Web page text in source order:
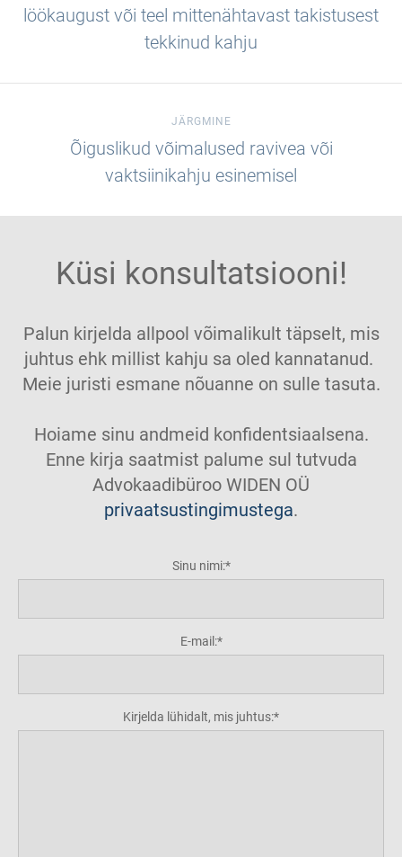
löökaugust või teel mittenähtavast takistusest
tekkinud kahju
JÄRGMINE
Õiguslikud võimalused ravivea või
vaktsiinikahju esinemisel
Küsi konsultatsiooni!
Palun kirjelda allpool võimalikult täpselt, mis
juhtus ehk millist kahju sa oled kannatanud.
Meie juristi esmane nõuanne on sulle tasuta.
Hoiame sinu andmeid konfidentsiaalsena.
Enne kirja saatmist palume sul tutvuda
Advokaadibüroo WIDEN OÜ
privaatsustingimustega.
Sinu nimi:
E-mail:
Kirjelda lühidalt, mis juhtus: